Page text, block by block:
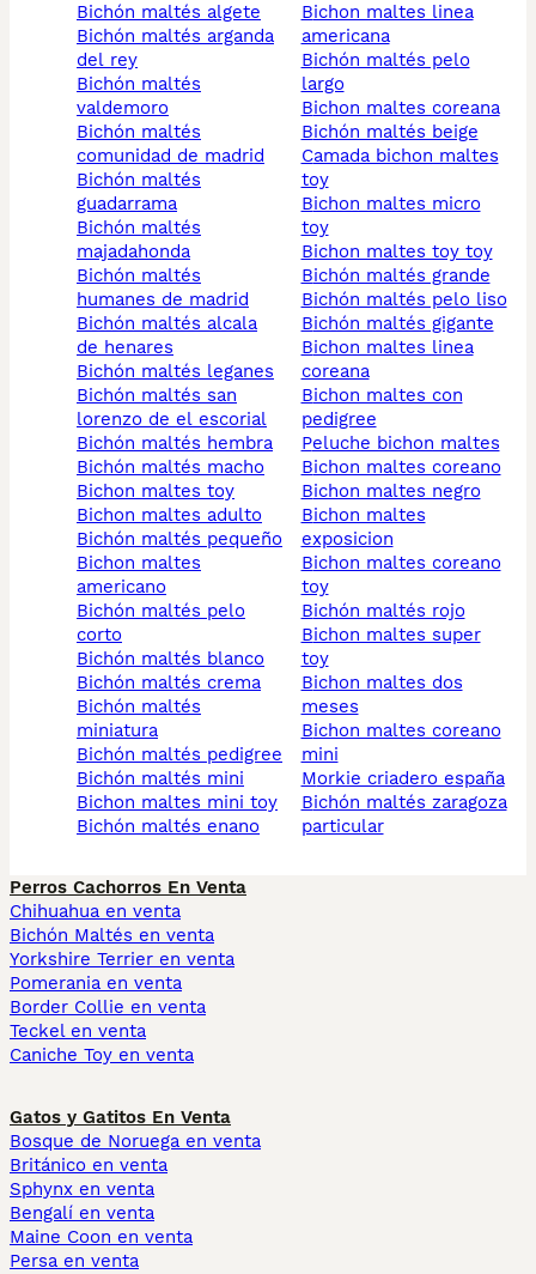
bichón maltés algete
bichón maltés arganda
del rey
bichón maltés
valdemoro
bichón maltés
comunidad de madrid
bichón maltés
guadarrama
bichón maltés
majadahonda
bichón maltés
humanes de madrid
bichón maltés alcala
de henares
bichón maltés leganes
bichón maltés san
lorenzo de el escorial
bichón maltés hembra
bichón maltés macho
bichon maltes toy
bichon maltes adulto
bichón maltés pequeño
bichon maltes
americano
bichón maltés pelo
corto
bichón maltés blanco
bichón maltés crema
bichón maltés
miniatura
bichón maltés pedigree
bichón maltés mini
bichon maltes mini toy
bichón maltés enano
bichon maltes linea
americana
bichón maltés pelo
largo
bichon maltes coreana
bichón maltés beige
camada bichon maltes
toy
bichon maltes micro
toy
bichon maltes toy toy
bichón maltés grande
bichón maltés pelo liso
bichón maltés gigante
bichon maltes linea
coreana
bichon maltes con
pedigree
peluche bichon maltes
bichon maltes coreano
bichon maltes negro
bichon maltes
exposicion
bichon maltes coreano
toy
bichón maltés rojo
bichon maltes super
toy
bichon maltes dos
meses
bichon maltes coreano
mini
morkie criadero españa
bichón maltés zaragoza
particular
Perros Cachorros En Venta
Chihuahua en venta
Bichón Maltés en venta
Yorkshire Terrier en venta
Pomerania en venta
Border Collie en venta
Teckel en venta
Caniche Toy en venta
Gatos y Gatitos En Venta
Bosque de Noruega en venta
Británico en venta
Sphynx en venta
Bengalí en venta
Maine Coon en venta
Persa en venta